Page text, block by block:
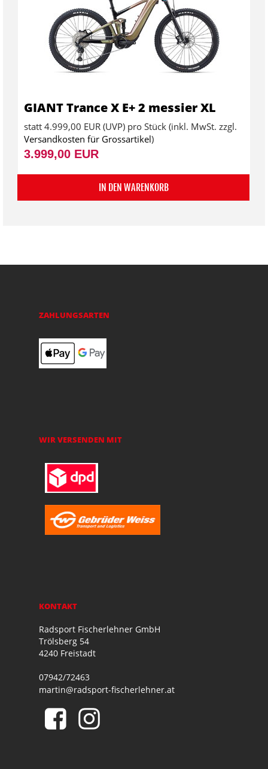
GIANT Trance X E+ 2 messier XL
statt 4.999,00 EUR (UVP) pro Stück (inkl. MwSt. zzgl.
Versandkosten für Grossartikel)
3.999,00 EUR
IN DEN WARENKORB
ZAHLUNGSARTEN
WIR VERSENDEN MIT
KONTAKT
Radsport Fischerlehner GmbH
Trölsberg 54
4240 Freistadt
07942/72463
martin@radsport-fischerlehner.at